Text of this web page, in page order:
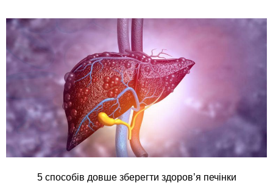
5 способів довше зберегти здоров’я печінки